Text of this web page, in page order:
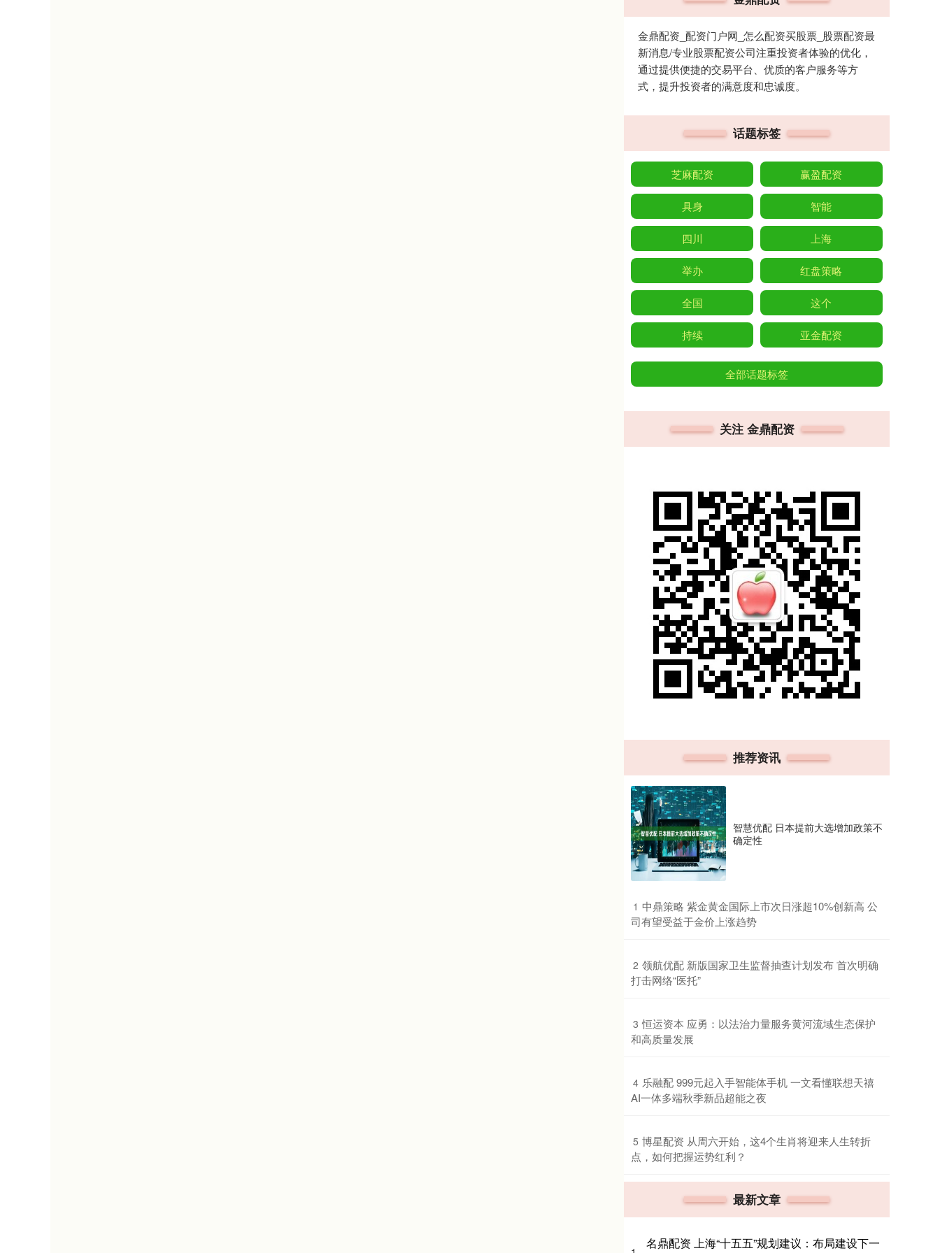
金鼎配资_配资门户网_怎么配资买股票_股票配资最
新消息/专业股票配资公司注重投资者体验的优化，
通过提供便捷的交易平台、优质的客户服务等方
式，提升投资者的满意度和忠诚度。
话题标签
芝麻配资 赢盈配资
具身 智能
四川 上海
举办 红盘策略
全国 这个
持续 亚金配资
全部话题标签
关注 金鼎配资
推荐资讯
智慧优配 日本提前大选增加政策不
确定性
1 ​中鼎策略 紫金黄金国际上市次日涨超10%创新高 公
司有望受益于金价上涨趋势
2 ​领航优配 新版国家卫生监督抽查计划发布 首次明确
打击网络“医托”
3 ​恒运资本 应勇：以法治力量服务黄河流域生态保护
和高质量发展
4 ​乐融配 999元起入手智能体手机 一文看懂联想天禧
AI一体多端秋季新品超能之夜
5 ​博星配资 从周六开始，这4个生肖将迎来人生转折
点，如何把握运势红利？
最新文章
名鼎配资 上海“十五五”规划建议：布局建设下一